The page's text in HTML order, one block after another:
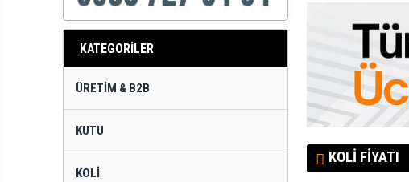
KATEGORİLER
ÜRETIM & B2B
KUTU
KOLI
KOLI FIYATI